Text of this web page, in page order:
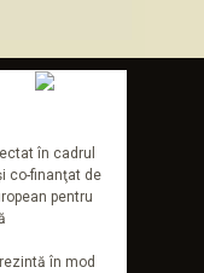
în cadrul
co-finanţat de
pentru
în mod